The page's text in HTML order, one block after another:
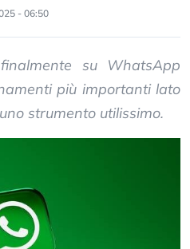
- 06:50
su WhatsApp
più importanti lato
strumento utilissimo.